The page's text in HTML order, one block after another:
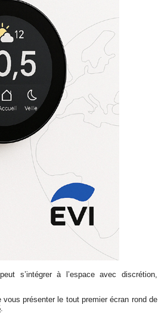
s’intégrer à l’espace avec discrétion,
présenter le tout premier écran rond de
.